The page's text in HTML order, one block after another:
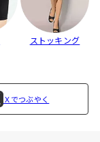
ストッキング
Ｘでつぶやく